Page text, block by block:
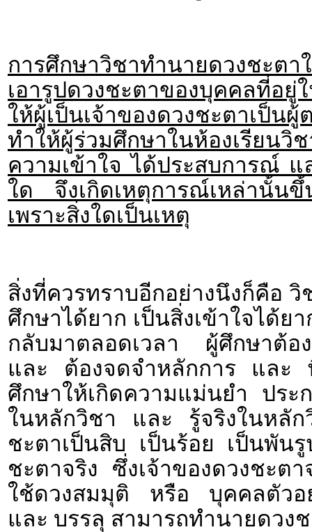
การศึกษาวิชาทำนายดวงชะต
เอารูปดวงชะตาของบุคคลที่อ
ให้ผู้เป็นเจ้าของดวงชะตาเ
ทำให้ผู้ร่วมศึกษาในห้องเรีย
ความเข้าใจ ได้ประสบการณ์ แ
ใด จึงเกิดเหตุการณ์เหล่านั้นขึ้
เพราะสิ่งใดเป็นเหตุ
สิ่งที่ควรทราบอีกอย่างนึงก็คือ
ศึกษาได้ยาก เป็นสิ่งเข้าใจได้
กลับมาตลอดเวลา ผู้ศึกษาต้อ
และ ต้องจดจำหลักการ และ
ศึกษาให้เกิดความแม่นยำ ประ
ในหลักวิชา และ รู้จริงในหลัก
ชะตาเป็นสิบ เป็นร้อย เป็นพัน
ชะตาจริง ซึ่งเจ้าของดวงชะต
ใช้ดวงสมมุติ หรือ บุคคลตัวอ
และ บรรลุ สามารถทำนายดวง